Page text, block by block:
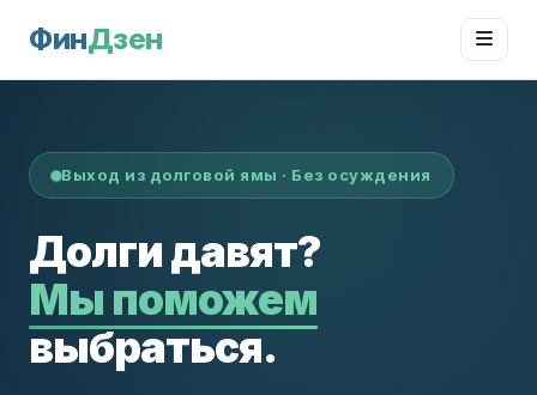
ФинДзен
Выход из долговой ямы · Без осуждения
Долги давят?
Мы поможем
выбраться.